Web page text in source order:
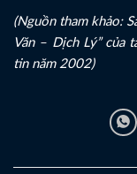
(Nguồn tham khảo:
Văn – Dịch Lý” của
tin năm 2002)